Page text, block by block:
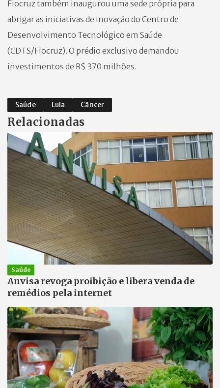
Fiocruz também inaugurou uma sede própria para
abrigar as iniciativas de inovação do Centro de
Desenvolvimento Tecnológico em Saúde
(CDTS/Fiocruz). O prédio exclusivo demandou
investimentos de R$ 370 milhões.
Saúde Lula Câncer
Relacionadas
Saúde
Anvisa revoga proibição e libera venda de
remédios pela internet